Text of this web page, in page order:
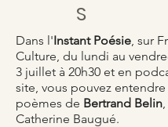
S
Dans l'Instant Poésie, sur
Culture, du lundi au
3 juillet à 20h30 et en
site, vous pouvez
poèmes de Bertrand Belin
Catherine Baugué.